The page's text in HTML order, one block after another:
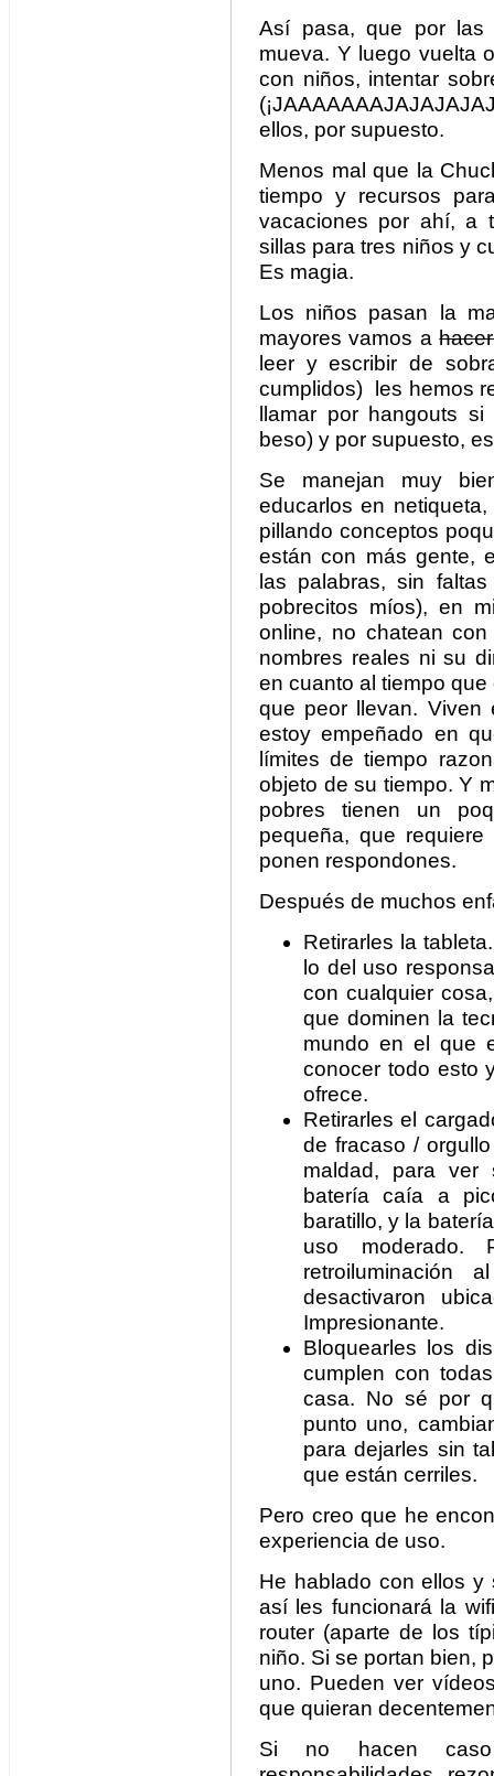
Así pasa, que por
mueva. Y luego vuelta
con niños, intentar
ellos, por supuesto.
Menos mal que la
tiempo y recursos
vacaciones por ahí, a
sillas para tres niños y
Es magia.
Los niños pasan la
mayores vamos a
leer y escribir de
cumplidos) les hemos
llamar por hangouts
beso) y por supuesto,
Se manejan muy
educarlos en
pillando conceptos
están con más gente,
las palabras, sin
pobrecitos míos), en
online, no chatean
nombres reales ni su
en cuanto al tiempo
que peor llevan. Viven
estoy empeñado en
límites de tiempo
objeto de su tiempo. Y
pobres tienen un
pequeña, que
ponen respondones.
Después de muchos
Retirarles la
lo del uso
con cualquier
que dominen la
mundo en el que
conocer todo esto
ofrece.
Retirarles el
de fracaso /
maldad, para ver
batería caía a
baratillo, y la
uso moderado.
retroiluminación
desactivaron
Impresionante.
Bloquearles los
cumplen con
casa. No sé por
punto uno,
para dejarles sin
que están cerriles.
Pero creo que he
experiencia de uso.
He hablado con ellos y
así les funcionará la
router (aparte de los
niño. Si se portan bien,
uno. Pueden ver
que quieran
Si no hacen